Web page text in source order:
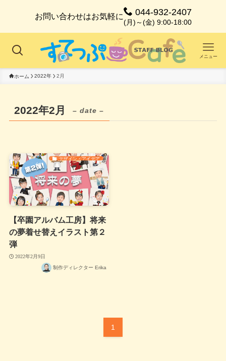
お問い合わせはお気軽に 044-932-2407
(月)～(金) 9:00-18:00
メニュー
ホーム 2022年 2月
2022年2月 – date –
デザイン・アイデア
【卒園アルバム工房】将来
の夢着せ替えイラスト第２
弾
2022年2月9日
制作ディレクター Erika
1